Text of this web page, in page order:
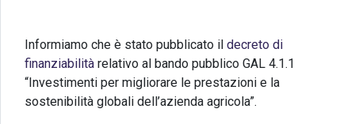
Informiamo che è stato pubblicato il decreto di
finanziabilità relativo al bando pubblico GAL 4.1.1
“Investimenti per migliorare le prestazioni e la
sostenibilità globali dell’azienda agricola”.